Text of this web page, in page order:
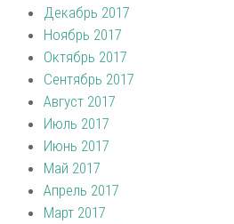
Декабрь 2017
Ноябрь 2017
Октябрь 2017
Сентябрь 2017
Август 2017
Июль 2017
Июнь 2017
Май 2017
Апрель 2017
Март 2017